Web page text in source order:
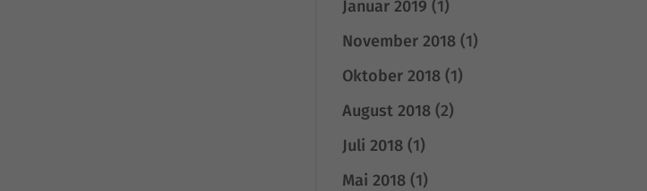
Januar 2019 (1)
November 2018 (1)
Oktober 2018 (1)
August 2018 (2)
Juli 2018 (1)
Mai 2018 (1)